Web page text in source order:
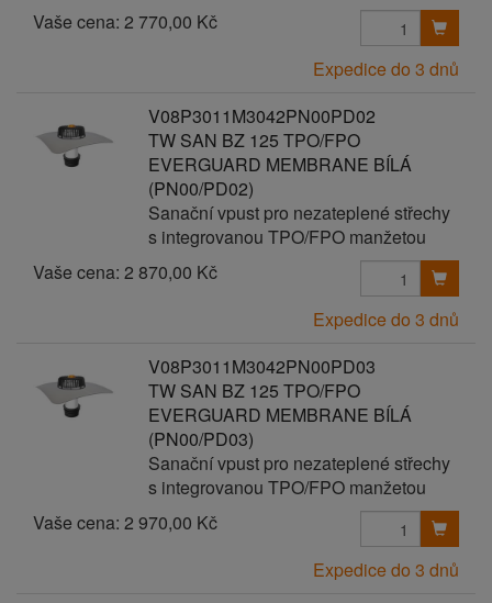
Vaše cena: 2 770,00 Kč
Expedice do 3 dnů
V08P3011M3042PN00PD02
TW SAN BZ 125 TPO/FPO
EVERGUARD MEMBRANE BÍLÁ
(PN00/PD02)
Sanační vpust pro nezateplené střechy
s integrovanou TPO/FPO manžetou
Vaše cena: 2 870,00 Kč
Expedice do 3 dnů
V08P3011M3042PN00PD03
TW SAN BZ 125 TPO/FPO
EVERGUARD MEMBRANE BÍLÁ
(PN00/PD03)
Sanační vpust pro nezateplené střechy
s integrovanou TPO/FPO manžetou
Vaše cena: 2 970,00 Kč
Expedice do 3 dnů